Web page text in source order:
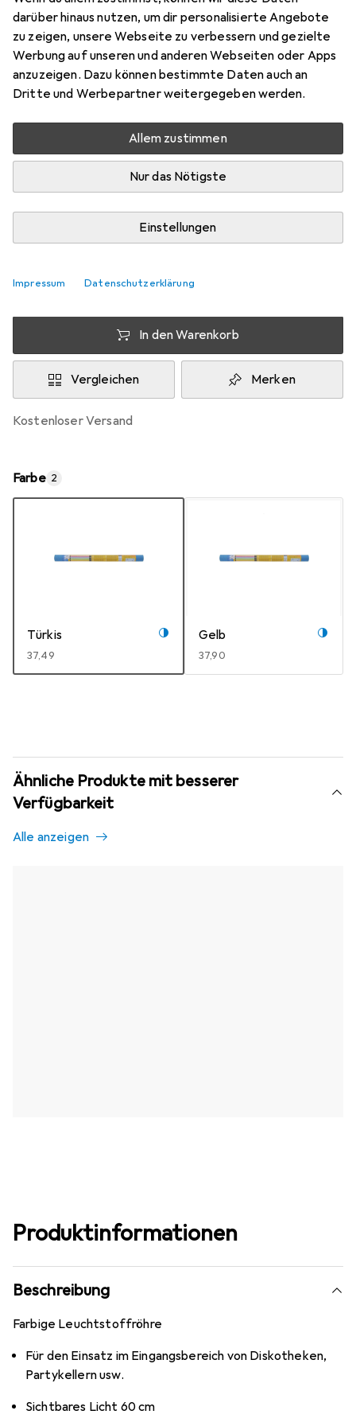
darüber hinaus nutzen, um dir personalisierte Angebote
zu zeigen, unsere Webseite zu verbessern und gezielte
Werbung auf unseren und anderen Webseiten oder Apps
anzuzeigen. Dazu können bestimmte Daten auch an
Dritte und Werbepartner weitergegeben werden.
Allem zustimmen
Nur das Nötigste
Einstellungen
Impressum Datenschutzerklärung
Preis in EUR inkl. MwSt.
Schneller lieferbar
Angebot fürEUR
47,99
9 Stück an Lager beim Lieferanten
In den Warenkorb
Vergleichen Merken
kostenloser Versand
Farbe 2
Türkis
EUR
37,49
Gelb
EUR
37,90
Ähnliche Produkte mit besserer
Verfügbarkeit
Alle anzeigen
Produktinformationen
Beschreibung
Farbige Leuchtstoffröhre
Für den Einsatz im Eingangsbereich von Diskotheken,
Partykellern usw.
Sichtbares Licht 60 cm